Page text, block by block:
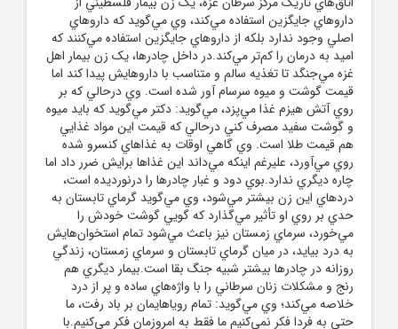
داروهاي جايگزين استفاده مي‌کند، وي مي‌گويد که داروهاي
اصلي وجود ندارد بلکه از داروهاي جايگزين استفاده مي‌کنند که
اميد به درمان را کم‌تر مي‌کند.در داخل چادرها، يک زن بيمار اهل
غزه مي‌جنگد تا تغذيه سالم و متناسب با داروهايش پيدا کند اما
قيمت گوشت و ميوه سرسام آور شده است. وي درحالي که بر
روي آتش هيزم غذا مي‌پزد، مي‌گويد: دکتر مي‌گويد که بايد ميوه
و گوشت سفيد مصرف کني درحالي که قيمت اين مواد غذايي
هم قيمت طلا است. وي گاهي اوقات به غذاهاي کنسرو شده
روي مي‌آورد، عليرغم اينکه مي‌داند اين غذاها برايش ضرر داد اما
چاره ديگري ندارد.بوي دود و غبار چادرها را درنورديده است،
دردهاي اين زن بيشتر مي‌شود، وي مي‌گويد گرماي تابستان به
حدي بر روي او تأثير مي‌گذارد که گويي گوشت خودش را
مي‌خورد، سرماي زمستان نيز باعث مي‌شود تمام استخوان‌هايش
به درد بيايد، در ميان گرماي تابستان و سرماي زمستان، زندگي
روزانه در چادرها بيشتر شبيه جنگ بقا است.بيمار ديگري هم
رنج و مشکلات زنان سرطاني را با واژه‌هاي ساده و پر از درد
خلاصه مي‌کند؛ وي مي‌گويد: تمام روياهايمان بر باد رفت، ما
حتي به فردا فکر نمي‌کنيم ما فقط به امروزمان فکر مي‌کنيم.با